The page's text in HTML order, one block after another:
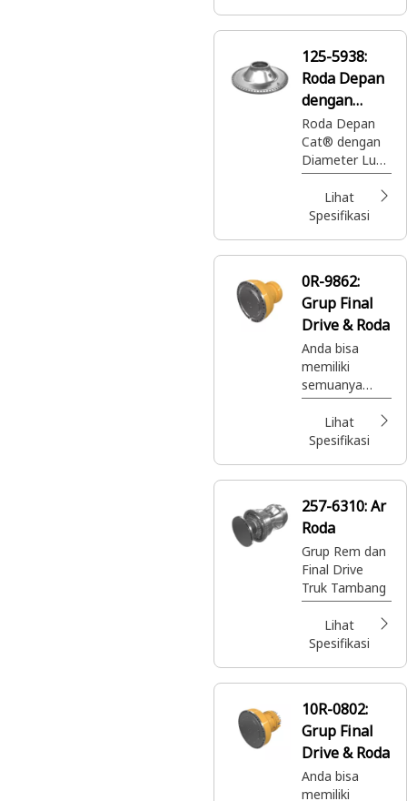
controlled
and load
support in
equipment
125-5938:
Roda Depan
dengan
Diameter
Luar 1.179
mm
Roda Depan
Cat® dengan
Diameter Luar
1.179 mm
dengan
Diperkeras
Lihat
Spesifikasi
0R-9862:
Grup Final
Drive & Roda
Anda bisa
memiliki
semuanya
dengan Cat
Reman. Suku
cadang Cat®
terbaik dengan
di mana pun
dan kapan pun
Anda
membutuhkan
nya -
semuanya
dengan harga
sangat murah.
Lihat
Spesifikasi
257-6310:Ar
Roda
Grup Rem dan
Final Drive
Truk Tambang
Lihat
Spesifikasi
10R-0802:
Grup Final
Drive & Roda
Anda bisa
memiliki